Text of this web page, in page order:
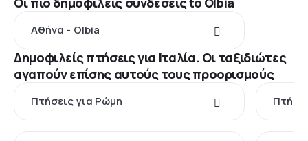
Αθήνα - Olbia
Δημοφιλείς πτήσεις για Ιταλία. Οι ταξιδιώτες
αγαπούν επίσης αυτούς τους προορισμούς
Πτήσεις για Ρώμη